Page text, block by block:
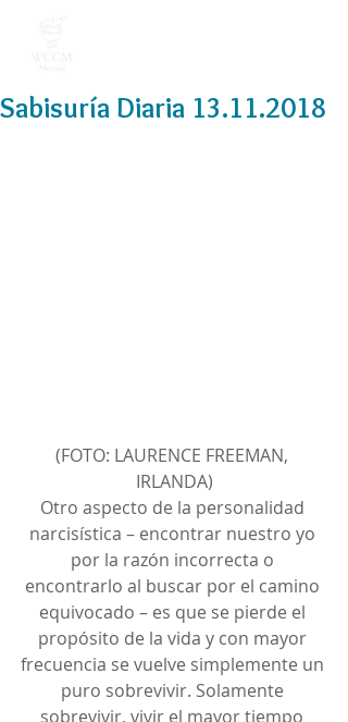
Sabisuría Diaria 13.11.2018
(FOTO: LAURENCE FREEMAN,
IRLANDA)
Otro aspecto de la personalidad
narcisística – encontrar nuestro yo
por la razón incorrecta o
encontrarlo al buscar por el camino
equivocado – es que se pierde el
propósito de la vida y con mayor
frecuencia se vuelve simplemente un
puro sobrevivir. Solamente
sobrevivir, vivir el mayor tiempo